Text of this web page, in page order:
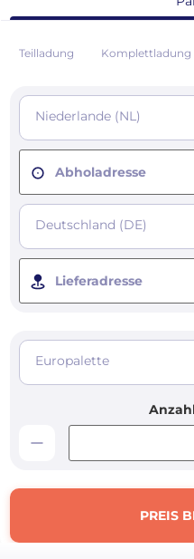
Teilladung Komplettladung
Niederlande (NL)
Abholadresse
Deutschland (DE)
Lieferadresse
Europalette
PREIS